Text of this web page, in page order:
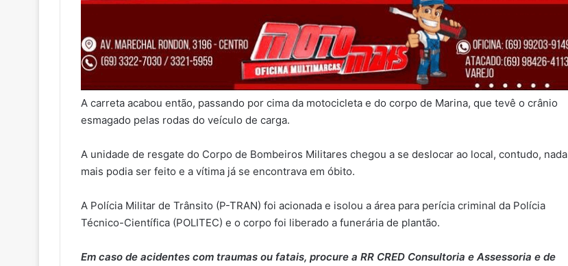
A carreta acabou então, passando por cima da motocicleta e do corpo de Marina, que tevê o crânio
esmagado pelas rodas do veículo de carga.
A unidade de resgate do Corpo de Bombeiros Militares chegou a se deslocar ao local, contudo, nada
mais podia ser feito e a vítima já se encontrava em óbito.
A Polícia Militar de Trânsito (P-TRAN) foi acionada e isolou a área para perícia criminal da Polícia
Técnico-Científica (POLITEC) e o corpo foi liberado a funerária de plantão.
Em caso de acidentes com traumas ou fatais, procure a RR CRED Consultoria e Assessoria e de